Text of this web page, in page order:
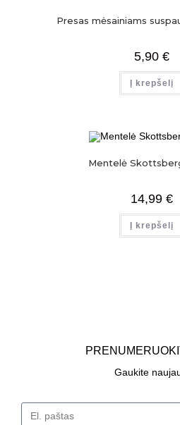
Presas mėsainiams
5,90 €
Į krepšelį
Mentelė
14,99 €
Į krepšelį
Gaukite